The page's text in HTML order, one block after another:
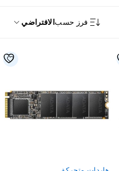
فرز حسبالافتراضي